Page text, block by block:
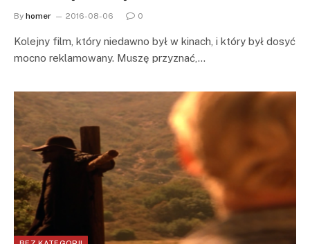
By homer 2016-08-06 0
Kolejny film, który niedawno był w kinach, i który był dosyć
mocno reklamowany. Muszę przyznać,…